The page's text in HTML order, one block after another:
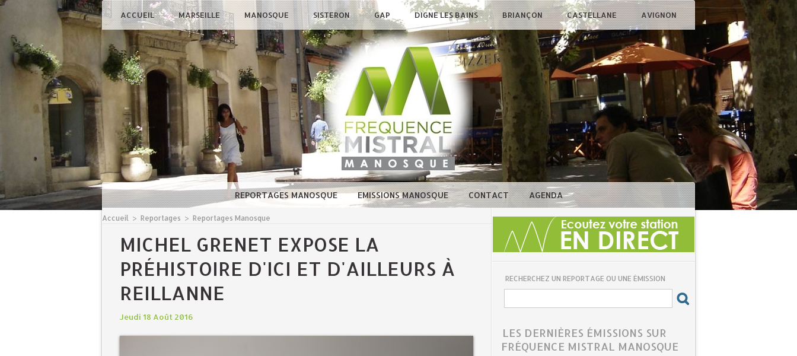
ACCUEIL MARSEILLE MANOSQUE SISTERON GAP DIGNE LES BAINS BRIANÇON CASTELLANE AVIGNON
REPORTAGES MANOSQUE EMISSIONS MANOSQUE CONTACT AGENDA
Accueil > Reportages > Reportages Manosque
MICHEL GRENET EXPOSE LA
PRÉHISTOIRE D'ICI ET D'AILLEURS À
REILLANNE
Jeudi 18 Août 2016
RECHERCHEZ UN REPORTAGE OU UNE ÉMISSION
LES DERNIÈRES ÉMISSIONS SUR
FRÉQUENCE MISTRAL MANOSQUE